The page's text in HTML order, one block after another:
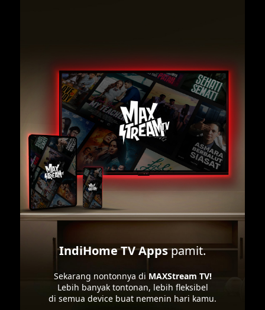
IndiHome TV Appspamit.
Sekarang nontonnya di MAXStream TV!
Lebih banyak tontonan, lebih fleksibel
di semua device buat nemenin hari kamu.